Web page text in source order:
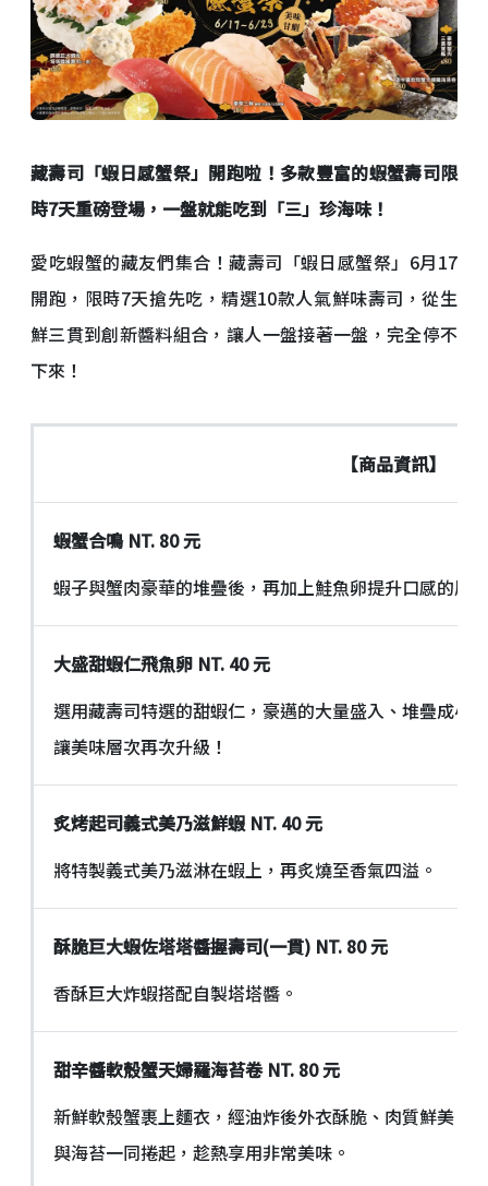
藏壽司「蝦日感蟹祭」開跑啦！多款豐富的蝦蟹壽司限
時7天重磅登場，一盤就能吃到「三」珍海味！
愛吃蝦蟹的藏友們集合！藏壽司「蝦日感蟹祭」6月17
開跑，限時7天搶先吃，精選10款人氣鮮味壽司，從生
鮮三貫到創新醬料組合，讓人一盤接著一盤，完全停不
下來！
【商品資訊】
蝦蟹合鳴 NT. 80元
蝦子與蟹肉豪華的堆疊後，再加上鮭魚卵提升口感的層
大盛甜蝦仁飛魚卵 NT. 40元
選用藏壽司特選的甜蝦仁，豪邁的大量盛入、堆疊成小
讓美味層次再次升級！
炙烤起司義式美乃滋鮮蝦 NT. 40元
將特製義式美乃滋淋在蝦上，再炙燒至香氣四溢。
酥脆巨大蝦佐塔塔醬握壽司(一貫) NT. 80元
香酥巨大炸蝦搭配自製塔塔醬。
甜辛醬軟殼蟹天婦羅海苔卷NT. 80元
新鮮軟殼蟹裹上麵衣，經油炸後外衣酥脆、肉質鮮美，
與海苔一同捲起，趁熱享用非常美味。